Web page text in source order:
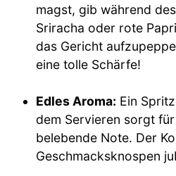
magst, gib während
Sriracha oder rote
das Gericht
eine tolle Schärfe!
Edles Aroma: Ein
dem Servieren sorgt
belebende Note. Der
Geschmacksknospen